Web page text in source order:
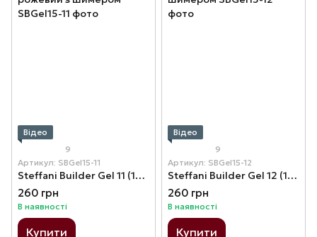
Відео
9
Артикул: SBGel15-11
Steffani Builder Gel 11 (15мл) - Молочно-рожевий з шимером
260 грн
В наявності
Купити
Відео
9
Артикул: SBGel15-12
Steffani Builder Gel 12 (15мл) - Коричневий з шимером
260 грн
В наявності
Купити